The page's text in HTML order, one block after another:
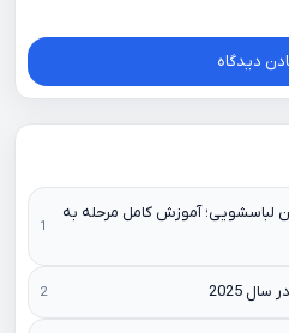
لباسشویی؛ آموزش کامل مرحله به
2025